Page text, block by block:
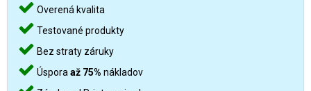
Overená kvalita
Testované produkty
Bez straty záruky
Úspora až 75% nákladov